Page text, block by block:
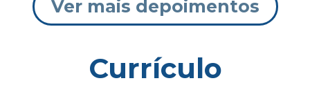
Ver mais depoimentos
Currículo